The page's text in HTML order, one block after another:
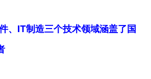
、IT制造三个技术领域涵盖了国